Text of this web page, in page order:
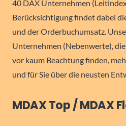
40 DAX Unternehmen
Berücksichtigung findet dabei
und der Orderbuchumsatz.
Unternehmen (Nebenwerte),
vor kaum Beachtung finden,
und für Sie über die neusten
MDAX Top / MDAX